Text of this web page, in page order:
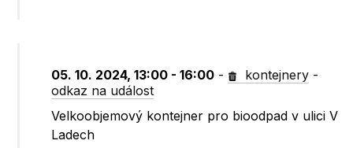
05. 10. 2024, 13:00 - 16:00 - kontejnery -
odkaz na událost
Velkoobjemový kontejner pro bioodpad v ulici V
Ladech